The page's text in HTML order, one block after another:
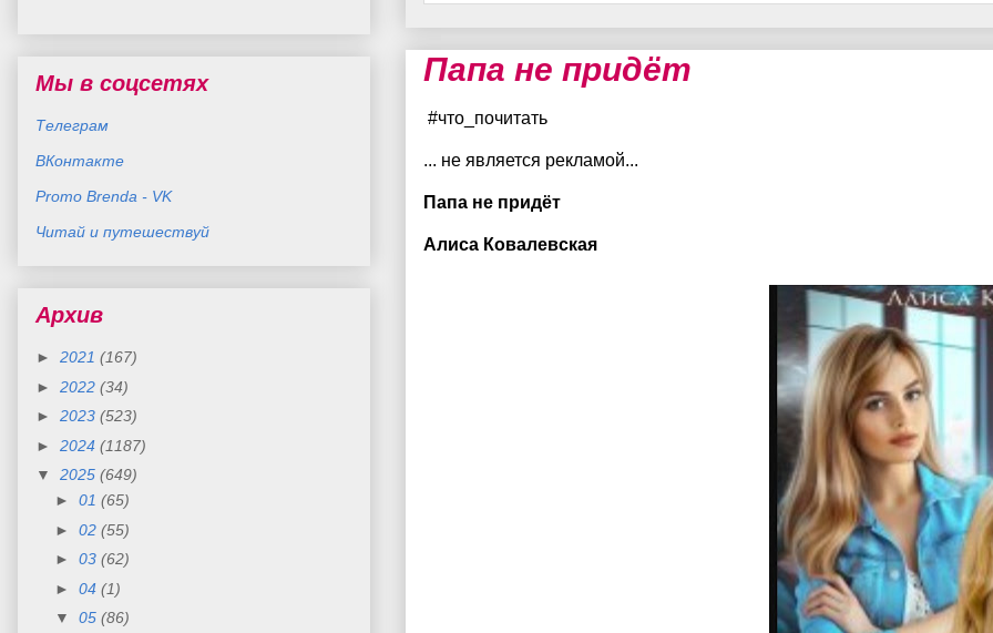
Папа не придёт
#что_почитать
... не является рекламой...
Папа не придёт
Алиса Ковалевская
Мы в соцсетях
Телеграм
ВКонтакте
Promo Brenda - VK
Читай и путешествуй
Архив
► 2021 (167)
► 2022 (34)
► 2023 (523)
► 2024 (1187)
▼ 2025 (649)
► 01 (65)
► 02 (55)
► 03 (62)
► 04 (1)
▼ 05 (86)